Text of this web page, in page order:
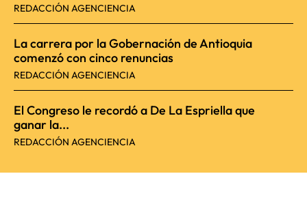
REDACCIÓN AGENCIENCIA
La carrera por la Gobernación de Antioquia
comenzó con cinco renuncias
REDACCIÓN AGENCIENCIA
El Congreso le recordó a De La Espriella que
ganar la...
REDACCIÓN AGENCIENCIA